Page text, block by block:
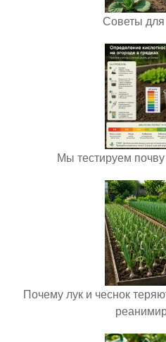
Советы для
Мы тестируем
Почему лук и чеснок